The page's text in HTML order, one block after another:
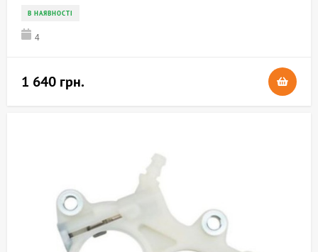
В НАЯВНОСТІ
4
1 640 грн.